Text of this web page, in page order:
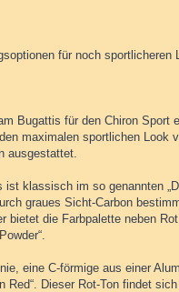
für noch sportlicheren
Bugattis für den Chiron
maximalen sportlichen Look
ausgestattet.
ist klassisch im so genannten
graues Sicht-Carbon
bietet die Farbpalette neben
eine C-förmige aus einer
Red“. Dieser Rot-Ton findet